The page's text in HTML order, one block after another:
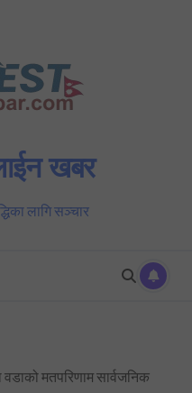
खबर
लागि सञ्चार
मतपरिणाम सार्वजनिक